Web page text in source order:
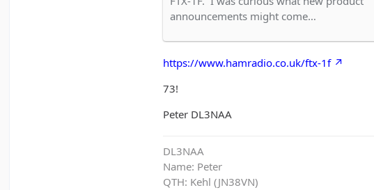
announcements might come…
https://www.hamradio.co.uk/ftx-1f
73!
Peter DL3NAA
DL3NAA
Name: Peter
QTH: Kehl (JN38VN)